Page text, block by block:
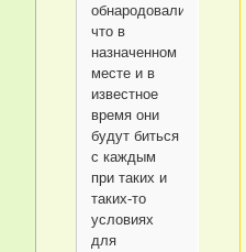
обнародовали,
что в
назначенном
месте и в
известное
время они
будут биться
с каждым
при таких и
таких-то
условиях
для